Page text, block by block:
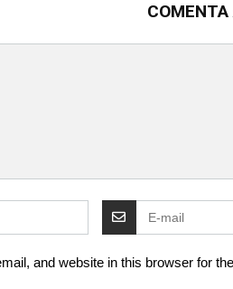
COMENTA
and website in this browser for